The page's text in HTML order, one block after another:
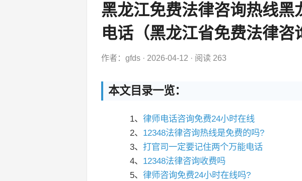
黑龙江免费法律咨询热线黑
电话（黑龙江省免费法律咨
作者：gfds · 2026-04-12 · 阅读 263
本文目录一览：
1、律师电话咨询免费24小时在线
2、 12348法律咨询热线是免费的吗?
3、打官司一定要记住两个万能电话
4、 12348法律咨询收费吗
5、律师咨询免费24小时在线吗?